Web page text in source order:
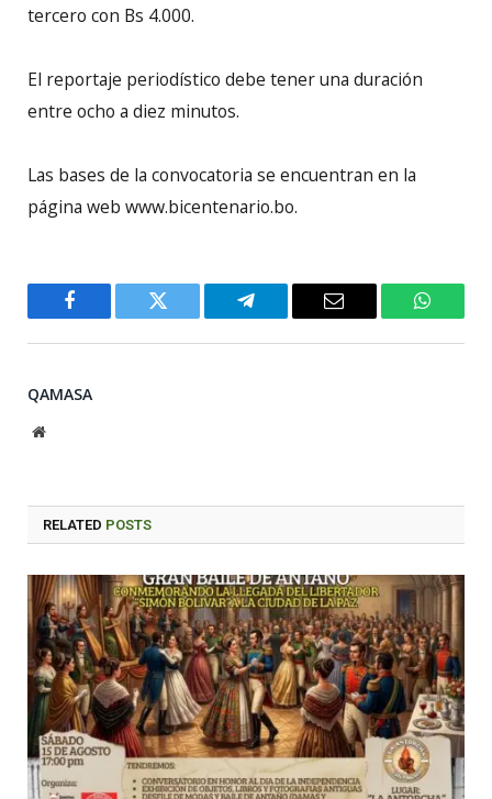
tercero con Bs 4.000.
El reportaje periodístico debe tener una duración
entre ocho a diez minutos.
Las bases de la convocatoria se encuentran en la
página web www.bicentenario.bo.
Facebook Twitter Telegram Email
QAMASA
Website
RELATED POSTS